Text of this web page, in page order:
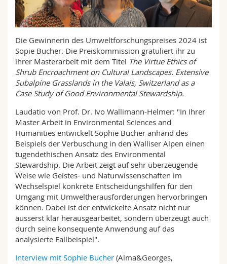
Math.-Nat. und Med. Fak.
Mitarbeitende
Webmail
Vorlesungsverzeichnis
MyUnifr
Die Gewinnerin des Umweltforschungspreises 2024 ist
Sopie Bucher. Die Preiskommission gratuliert ihr zu
ihrer Masterarbeit mit dem Titel The Virtue Ethics of
Shrub Encroachment on Cultural Landscapes. Extensive
Subalpine Grasslands in the Valais, Switzerland as a
Case Study of Good Environmental Stewardship.
Laudatio von Prof. Dr. Ivo Wallimann-Helmer: "In Ihrer
Master Arbeit in Environmental Sciences and
Humanities entwickelt Sophie Bucher anhand des
Beispiels der Verbuschung in den Walliser Alpen einen
tugendethischen Ansatz des Environmental
Stewardship. Die Arbeit zeigt auf sehr überzeugende
Weise wie Geistes- und Naturwissenschaften im
Wechselspiel konkrete Entscheidungshilfen für den
Umgang mit Umweltherausforderungen hervorbringen
können. Dabei ist der entwickelte Ansatz nicht nur
äusserst klar herausgearbeitet, sondern überzeugt auch
durch seine konsequente Anwendung auf das
analysierte Fallbeispiel".
Interview mit Sophie Bucher (Alma&Georges,